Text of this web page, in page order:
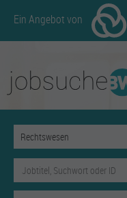
Ein Angebot von